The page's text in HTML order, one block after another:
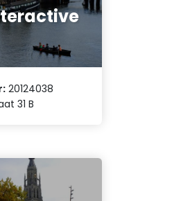
20124038
31 B